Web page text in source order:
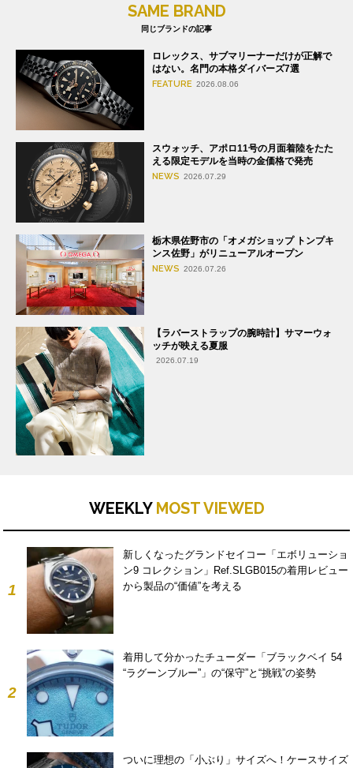
SAME BRAND
同じブランドの記事
ロレックス、サブマリーナーだけが正解で
はない。名門の本格ダイバーズ7選
FEATURE 2026.08.06
スウォッチ、アポロ11号の月面着陸をたた
える限定モデルを当時の金価格で発売
NEWS 2026.07.29
栃木県佐野市の「オメガショップ トンプキ
ンス佐野」がリニューアルオープン
NEWS 2026.07.26
【ラバーストラップの腕時計】サマーウォ
ッチが映える夏服
2026.07.19
WEEKLY MOST VIEWED
1
新しくなったグランドセイコー「エボリューショ
ン9 コレクション」Ref.SLGB015の着用レビュー
から製品の“価値”を考える
2
着用して分かったチューダー「ブラックベイ 54
“ラグーンブルー”」の“保守”と“挑戦”の姿勢
ついに理想の「小ぶり」サイズへ！ケースサイズ